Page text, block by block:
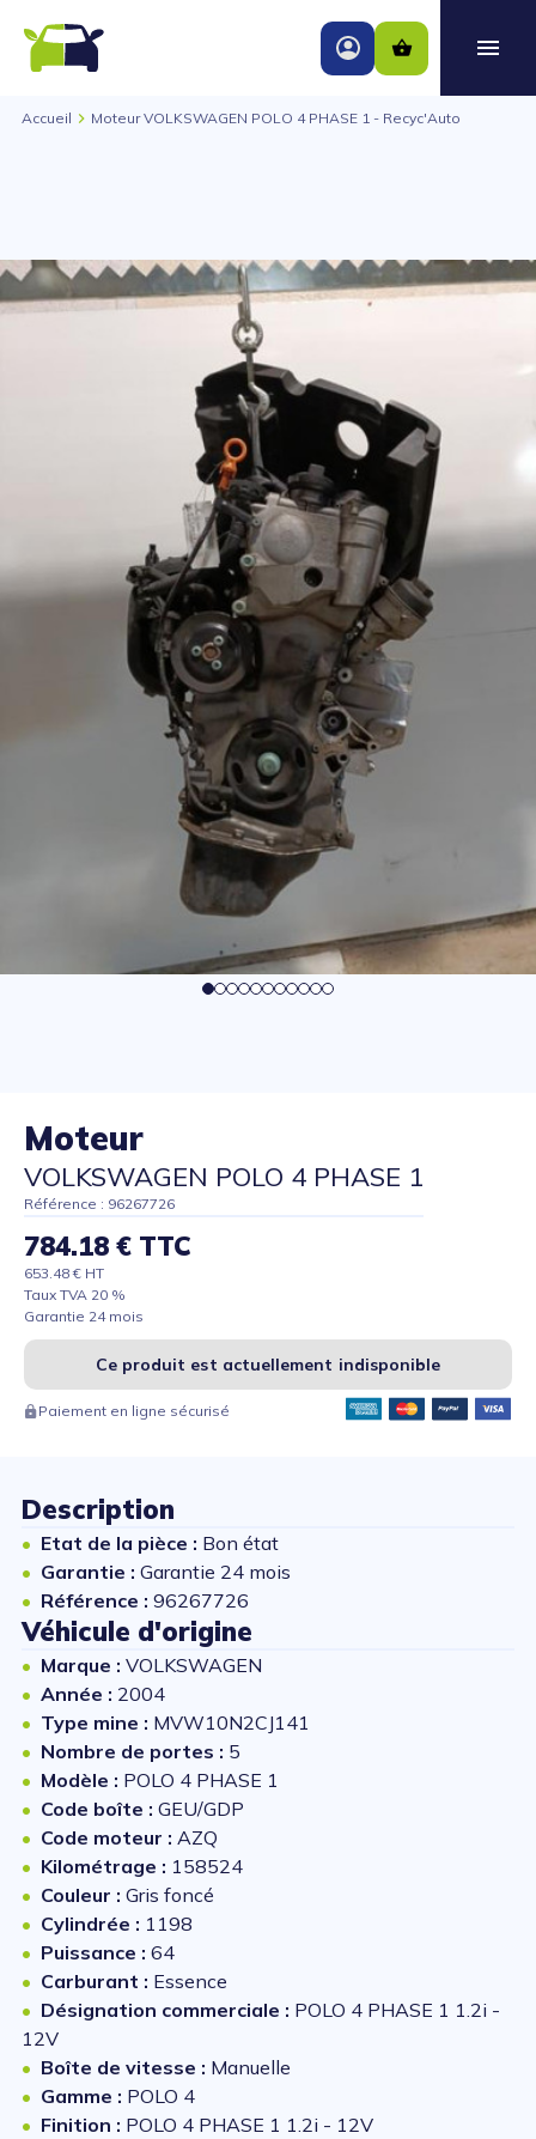
Accueil Moteur VOLKSWAGEN POLO 4 PHASE 1 - Recyc'Auto
Moteur
VOLKSWAGEN POLO 4 PHASE 1
Référence : 96267726
784.18 € TTC
653.48 € HT
Taux TVA 20 %
Garantie 24 mois
Ce produit est actuellement indisponible
Paiement en ligne sécurisé
Description
Etat de la pièce : Bon état
Garantie : Garantie 24 mois
Référence : 96267726
Véhicule d'origine
Marque : VOLKSWAGEN
Année : 2004
Type mine : MVW10N2CJ141
Nombre de portes : 5
Modèle : POLO 4 PHASE 1
Code boîte : GEU/GDP
Code moteur : AZQ
Kilométrage : 158524
Couleur : Gris foncé
Cylindrée : 1198
Puissance : 64
Carburant : Essence
Désignation commerciale : POLO 4 PHASE 1 1.2i -
12V
Boîte de vitesse : Manuelle
Gamme : POLO 4
Finition : POLO 4 PHASE 1 1.2i - 12V